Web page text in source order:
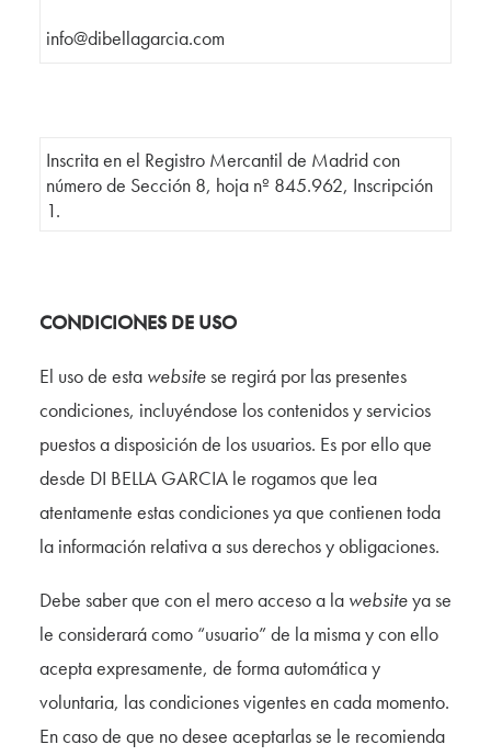
info@dibellagarcia.com
Inscrita en el Registro Mercantil de Madrid con
número de Sección 8, hoja nº 845.962, Inscripción
1.
CONDICIONES DE USO
El uso de esta websitese regirá por las presentes
condiciones, incluyéndose los contenidos y servicios
puestos a disposición de los usuarios. Es por ello que
desde DI BELLA GARCIA le rogamos que lea
atentamente estas condiciones ya que contienen toda
la información relativa a sus derechos y obligaciones.
Debe saber que con el mero acceso a la websiteya se
le considerará como “usuario” de la misma y con ello
acepta expresamente, de forma automática y
voluntaria, las condiciones vigentes en cada momento.
En caso de que no desee aceptarlas se le recomienda